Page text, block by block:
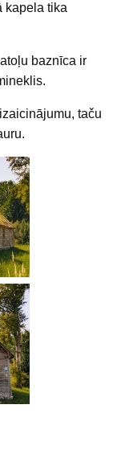
kapela tika
baznīca ir
taču